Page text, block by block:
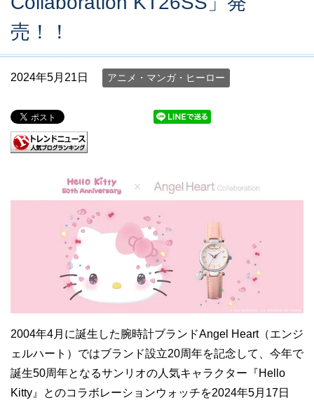
売！！
2024年5月21日 アニメ・マンガ・ヒーロー
2004年4月に誕生した腕時計ブランドAngel Heart（エンジ
ェルハート）ではブランド設立20周年を記念して、今年で
誕生50周年となるサンリオの人気キャラクター『Hello
Kitty』とのコラボレーションウォッチを2024年5月17日